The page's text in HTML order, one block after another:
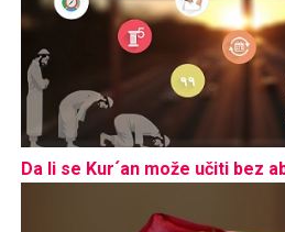
Da li se Kur´an može učiti bez